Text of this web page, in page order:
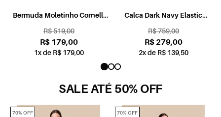
Bermuda Moletinho Cornelli
R$ 519,00
R$ 179,00
1x de R$ 179,00
Calca Dark Navy Elastic
R$ 759,00
R$ 279,00
2x de R$ 139,50
SALE ATÉ 50% OFF
70% OFF 70% OFF